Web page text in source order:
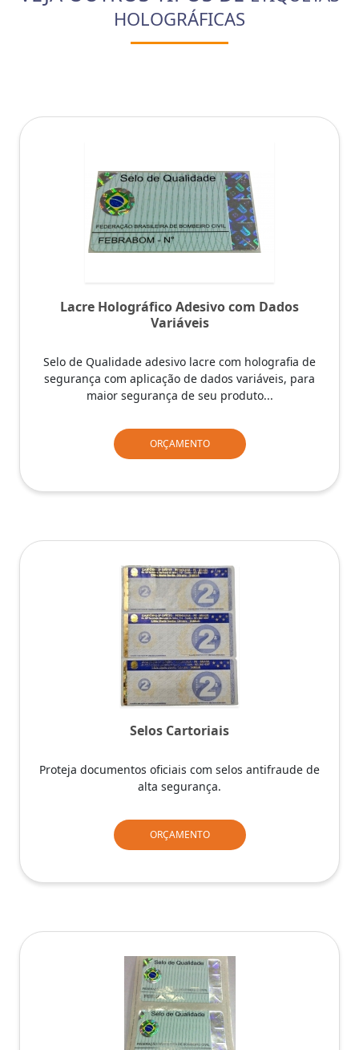
HOLOGRÁFICAS
Lacre Holográfico Adesivo com Dados
Variáveis
Selo de Qualidade adesivo lacre com holografia de
segurança com aplicação de dados variáveis, para
maior segurança de seu produto...
ORÇAMENTO
Selos Cartoriais
Proteja documentos oficiais com selos antifraude de
alta segurança.
ORÇAMENTO